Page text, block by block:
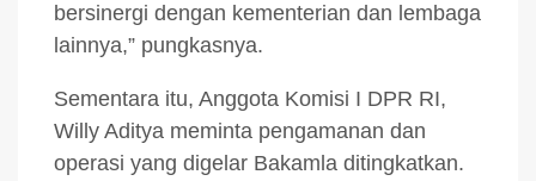
bersinergi dengan kementerian dan lembaga
lainnya,” pungkasnya.
Sementara itu, Anggota Komisi I DPR RI,
Willy Aditya meminta pengamanan dan
operasi yang digelar Bakamla ditingkatkan.